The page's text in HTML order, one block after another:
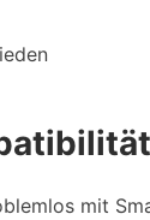
mit